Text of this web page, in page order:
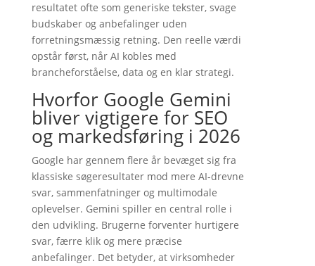
resultatet ofte som generiske tekster, svage
budskaber og anbefalinger uden
forretningsmæssig retning. Den reelle værdi
opstår først, når AI kobles med
brancheforståelse, data og en klar strategi.
Hvorfor Google Gemini
bliver vigtigere for SEO
og markedsføring i 2026
Google har gennem flere år bevæget sig fra
klassiske søgeresultater mod mere AI-drevne
svar, sammenfatninger og multimodale
oplevelser. Gemini spiller en central rolle i
den udvikling. Brugerne forventer hurtigere
svar, færre klik og mere præcise
anbefalinger. Det betyder, at virksomheder